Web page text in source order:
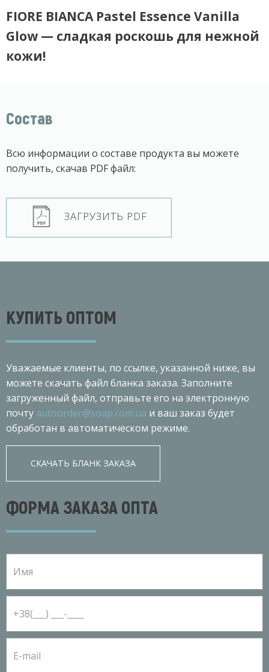
FIORE BIANCA Pastel Essence Vanilla
Glow — сладкая роскошь для нежной
кожи!
Состав
Всю информации о составе продукта вы можете
получить, скачав PDF файл:
ЗАГРУЗИТЬ PDF
КУПИТЬ ОПТОМ
Уважаемые клиенты, по ссылке, указанной ниже, вы
можете скачать файл бланка заказа. Заполните
загруженный файл, отправьте его на электронную
почту autoorder@soap.com.ua и ваш заказ будет
обработан в автоматическом режиме.
СКАЧАТЬ БЛАНК ЗАКАЗА
ФОРМА ЗАКАЗА ОПТА